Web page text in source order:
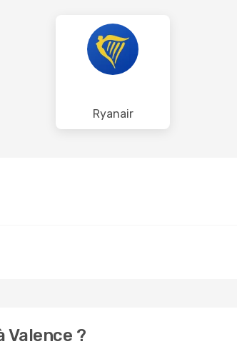
Ryanair
Valence ?